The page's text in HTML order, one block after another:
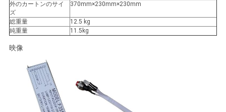
な
さ
い
外のカートンのサイ
ズ
370mm×230mm×230mm
総重量
12.5 kg
純重量
11.5kg
映像